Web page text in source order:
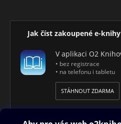
Jak číst zakoupené e-
V aplikaci O2
• bez registrace
• na telefonu i tabletu
STÁHNOUT ZDARMA